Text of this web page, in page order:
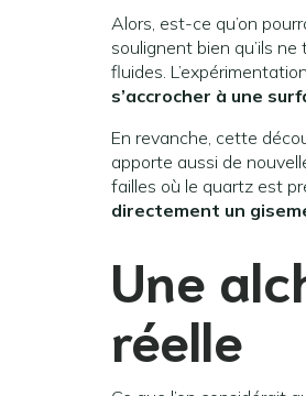
Alors, est-ce qu’on
soulignent bien qu’ils
fluides.
s’accrocher à une
En revanche, cette
apporte aussi de
failles où le quartz est
directement un
Une
réelle